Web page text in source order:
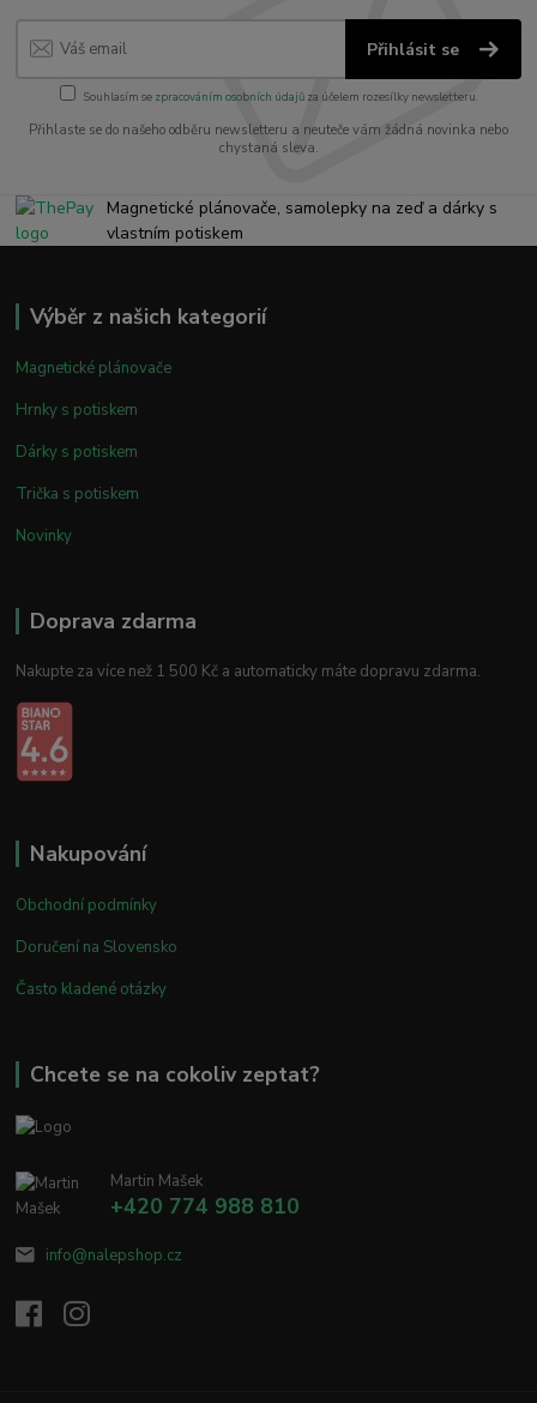
Přihlásit se
Souhlasím se zpracováním osobních údajůza účelem rozesílky newsletteru.
Přihlaste se do našeho odběru newsletteru a neuteče vám žádná novinka nebo
chystaná sleva.
Magnetické plánovače, samolepky na zeď a dárky s
vlastním potiskem
Výběr z našich kategorií
Magnetické plánovače
Hrnky s potiskem
Dárky s potiskem
Trička s potiskem
Novinky
Doprava zdarma
Nakupte za více než 1 500 Kč a automaticky máte dopravu zdarma.
Nakupování
Obchodní podmínky
Doručení na Slovensko
Často kladené otázky
Chcete se na cokoliv zeptat?
Martin Mašek
+420 774 988 810
info@nalepshop.cz